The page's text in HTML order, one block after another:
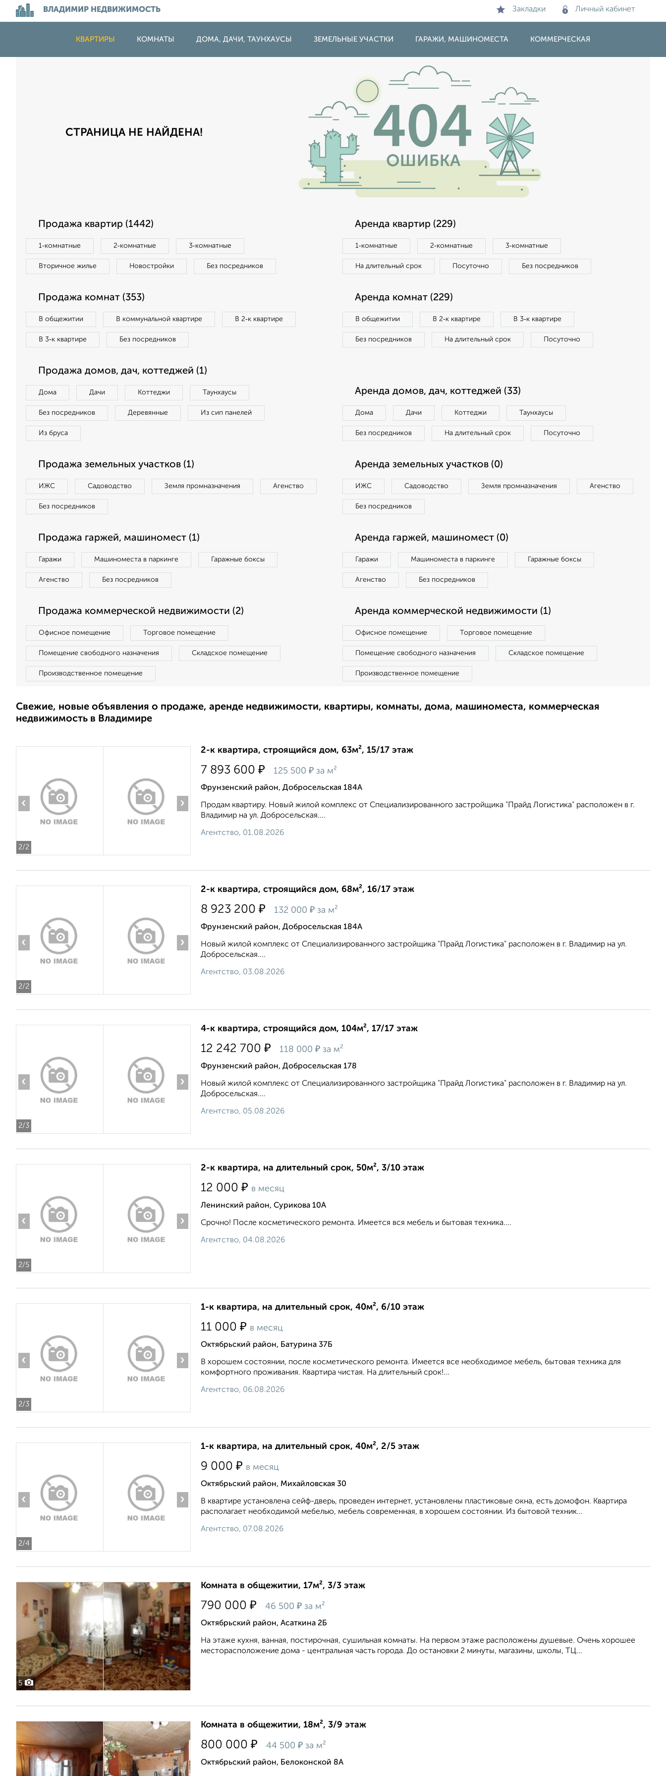
ВЛАДИМИР НЕДВИЖИМОСТЬ Закладки Личный кабинет
КВАРТИРЫ КОМНАТЫ ДОМА, ДАЧИ, ТАУНХАУСЫ ЗЕМЕЛЬНЫЕ УЧАСТКИ ГАРАЖИ, МАШИНОМЕСТА КОММЕРЧЕСКАЯ
СТРАНИЦА НЕ НАЙДЕНА!
Продажа квартир (1442)
1‑комнатные 2‑комнатные 3‑комнатные
Вторичное жилье Новостройки Без посредников
Аренда квартир (229)
1‑комнатные 2‑комнатные 3‑комнатные
На длительный срок Посуточно Без посредников
Продажа комнат (353)
В общежитии В коммунальной квартире В 2‑к квартире
В 3‑к квартире Без посредников
Аренда комнат (229)
В общежитии В 2‑к квартире В 3‑к квартире
Без посредников На длительный срок Посуточно
Продажа домов, дач, коттеджей (1)
Дома Дачи Коттеджи Таунхаусы
Без посредников Деревянные Из сип панелей
Из бруса
Аренда домов, дач, коттеджей (33)
Дома Дачи Коттеджи Таунхаусы
Без посредников На длительный срок Посуточно
Продажа земельных участков (1)
ИЖС Садоводство Земля промназначения Агенство
Без посредников
Аренда земельных участков (0)
ИЖС Садоводство Земля промназначения Агенство
Без посредников
Продажа гаржей, машиномест (1)
Гаражи Машиноместа в паркинге Гаражные боксы
Агенство Без посредников
Аренда гаржей, машиномест (0)
Гаражи Машиноместа в паркинге Гаражные боксы
Агенство Без посредников
Продажа коммерческой недвижимости (2)
Офисное помещение Торговое помещение
Помещение свободного назначения Складское помещение
Производственное помещение
Аренда коммерческой недвижимости (1)
Офисное помещение Торговое помещение
Помещение свободного назначения Складское помещение
Производственное помещение
Свежие, новые объявления о продаже, аренде недвижимости, квартиры, комнаты, дома, машиноместа, коммерческая
недвижимость в Владимире
2/2
‹ ›
2-к квартира, строящийся дом, 63м², 15/17 этаж
7 893 600 ₽ 125 500 ₽ за м²
Фрунзенский район, Добросельская 184А
Продам квартиру. Новый жилой комплекс от Специализированного застройщика "Прайд Логистика" расположен в г.
Владимир на ул. Добросельская....
Агентство, 01.08.2026
2/2
‹ ›
2-к квартира, строящийся дом, 68м², 16/17 этаж
8 923 200 ₽ 132 000 ₽ за м²
Фрунзенский район, Добросельская 184А
Новый жилой комплекс от Специализированного застройщика "Прайд Логистика" расположен в г. Владимир на ул.
Добросельская....
Агентство, 03.08.2026
2/3
‹ ›
4-к квартира, строящийся дом, 104м², 17/17 этаж
12 242 700 ₽ 118 000 ₽ за м²
Фрунзенский район, Добросельская 178
Новый жилой комплекс от Специализированного застройщика "Прайд Логистика" расположен в г. Владимир на ул.
Добросельская....
Агентство, 05.08.2026
2/5
‹ ›
2-к квартира, на длительный срок, 50м², 3/10 этаж
12 000 ₽ в месяц
Ленинский район, Сурикова 10А
Срочно! После косметического ремонта. Имеется вся мебель и бытовая техника....
Агентство, 04.08.2026
2/3
‹ ›
1-к квартира, на длительный срок, 40м², 6/10 этаж
11 000 ₽ в месяц
Октябрьский район, Батурина 37Б
В хорошем состоянии, после косметического ремонта. Имеется все необходимое мебель, бытовая техника для
комфортного проживания. Квартира чистая. На длительный срок!...
Агентство, 06.08.2026
2/4
‹ ›
1-к квартира, на длительный срок, 40м², 2/5 этаж
9 000 ₽ в месяц
Октябрьский район, Михайловская 30
В квартире установлена сейф-дверь, проведен интернет, установлены пластиковые окна, есть домофон. Квартира
располагает необходимой мебелью, мебель современная, в хорошем состоянии. Из бытовой техник...
Агентство, 07.08.2026
5
Комната в общежитии, 17м², 3/3 этаж
790 000 ₽ 46 500 ₽ за м²
Октябрьский район, Асаткина 2Б
На этаже кухня, ванная, постирочная, сушильная комнаты. На первом этаже расположены душевые. Очень хорошее
месторасположение дома - центральная часть города. До остановки 2 минуты, магазины, школы, ТЦ...
Комната в общежитии, 18м², 3/9 этаж
800 000 ₽ 44 500 ₽ за м²
Октябрьский район, Белоконской 8А